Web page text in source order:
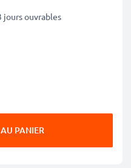
jours ouvrables
PANIER